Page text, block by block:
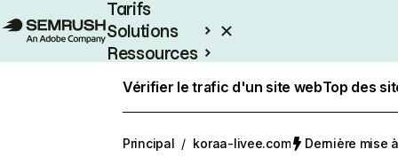
Tarifs
Solutions
Ressources
Vérifier le trafic d'un site webTop des
Principal / koraa-livee.com Dernière mise